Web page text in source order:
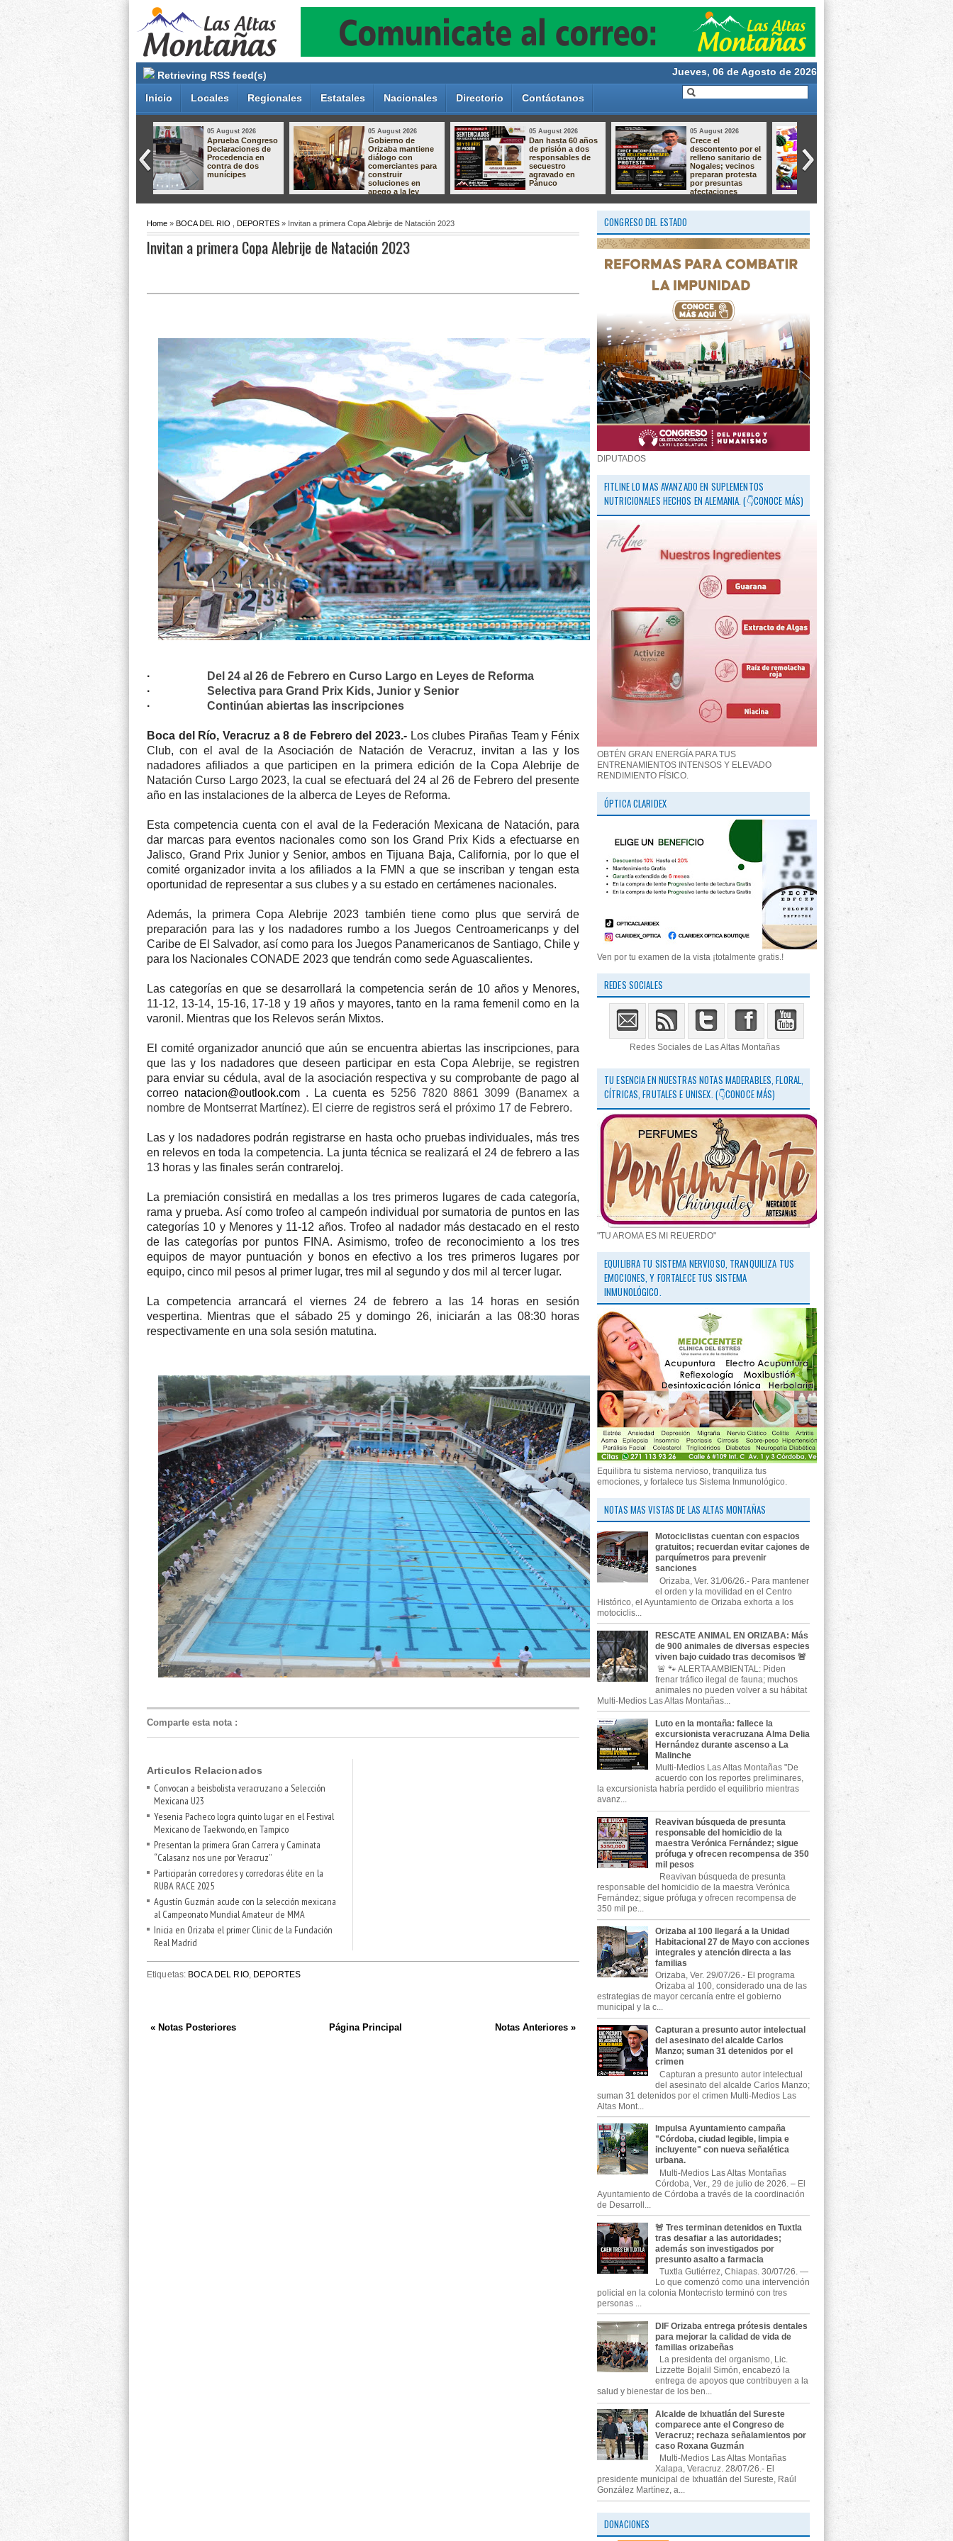
Retrieving RSS feed(s) Jueves, 06 de Agosto de 2026
Inicio Locales Regionales Estatales Nacionales Directorio Contáctanos
comerciantes para
05 August 2026
Dan hasta 60 años
de prisión a dos
responsables de
secuestro
agravado en
05 August 2026
Crece el
descontento por el
relleno sanitario de
Nogales; vecinos
preparan protesta
por presuntas
afectaciones
05 August 2026
Aprende a crear la
magia de nuestras
tradiciones!
05 August 2026
Taller de Cultivo de
Langostino –
Macrobrachium ✨
ATIENDEN UNA
DEMANDA
Home » BOCA DEL RIO DEPORTES » Invitan a primera Copa Alebrije de Natación 2023
Invitan a primera Copa Alebrije de Natación 2023
·
Del 24 al 26 de Febrero en Curso Largo en Leyes de Reforma
·
Selectiva para Grand Prix Kids, Junior y Senior
·
Continúan abiertas las inscripciones
Boca del Río, Veracruz a 8 de Febrero del 2023.- Los clubes Pirañas Team y Fénix
Club, con el aval de la Asociación de Natación de Veracruz, invitan a las y los
nadadores afiliados a que participen en la primera edición de la Copa Alebrije de
Natación Curso Largo 2023, la cual se efectuará del 24 al 26 de Febrero del presente
año en las instalaciones de la alberca de Leyes de Reforma.
Esta competencia cuenta con el aval de la Federación Mexicana de Natación, para
dar marcas para eventos nacionales como son los Grand Prix Kids a efectuarse en
Jalisco, Grand Prix Junior y Senior, ambos en Tijuana Baja, California, por lo que el
comité organizador invita a los afiliados a la FMN a que se inscriban y tengan esta
oportunidad de representar a sus clubes y a su estado en certámenes nacionales.
Además, la primera Copa Alebrije 2023 también tiene como plus que servirá de
preparación para las y los nadadores rumbo a los Juegos Centroamericanps y del
Caribe de El Salvador, así como para los Juegos Panamericanos de Santiago, Chile y
para los Nacionales CONADE 2023 que tendrán como sede Aguascalientes.
Las categorías en que se desarrollará la competencia serán de 10 años y Menores,
11-12, 13-14, 15-16, 17-18 y 19 años y mayores, tanto en la rama femenil como en la
varonil. Mientras que los Relevos serán Mixtos.
El comité organizador anunció que aún se encuentra abiertas las inscripciones, para
que las y los nadadores que deseen participar en esta Copa Alebrije, se registren
para enviar su cédula, aval de la asociación respectiva y su comprobante de pago al
correo natacion@outlook.com . La cuenta es 5256 7820 8861 3099 (Banamex a
nombre de Montserrat Martínez). El cierre de registros será el próximo 17 de Febrero.
Las y los nadadores podrán registrarse en hasta ocho pruebas individuales, más tres
en relevos en toda la competencia. La junta técnica se realizará el 24 de febrero a las
13 horas y las finales serán contrareloj.
La premiación consistirá en medallas a los tres primeros lugares de cada categoría,
rama y prueba. Así como trofeo al campeón individual por sumatoria de puntos en las
categorías 10 y Menores y 11-12 años. Trofeo al nadador más destacado en el resto
de las categorías por puntos FINA. Asimismo, trofeo de reconocimiento a los tres
equipos de mayor puntuación y bonos en efectivo a los tres primeros lugares por
equipo, cinco mil pesos al primer lugar, tres mil al segundo y dos mil al tercer lugar.
La competencia arrancará el viernes 24 de febrero a las 14 horas en sesión
vespertina. Mientras que el sábado 25 y domingo 26, iniciarán a las 08:30 horas
respectivamente en una sola sesión matutina.
Comparte esta nota:
Articulos Relacionados
Convocan a beisbolista veracruzano a Selección
Mexicana U23
Yesenia Pacheco logra quinto lugar en el Festival
Mexicano de Taekwondo, en Tampico
Presentan la primera Gran Carrera y Caminata
“Calasanz nos une por Veracruz”
Participarán corredores y corredoras élite en la
RUBA RACE 2025
Agustín Guzmán acude con la selección mexicana
al Campeonato Mundial Amateur de MMA
Inicia en Orizaba el primer Clinic de la Fundación
Real Madrid
Etiquetas: BOCA DEL RIO, DEPORTES
« Notas Posteriores Notas Anteriores »
Página Principal
CONGRESO DEL ESTADO
DIPUTADOS
FITLINE LO MAS AVANZADO EN SUPLEMENTOS
NUTRICIONALES HECHOS EN ALEMANIA. (👇CONOCE MÁS)
OBTÉN GRAN ENERGÍA PARA TUS
ENTRENAMIENTOS INTENSOS Y ELEVADO
RENDIMIENTO FÍSICO.
ÓPTICA CLARIDEX
Ven por tu examen de la vista ¡totalmente gratis.!
REDES SOCIALES
Redes Sociales de Las Altas Montañas
TU ESENCIA EN NUESTRAS NOTAS MADERABLES, FLORAL,
CÍTRICAS, FRUTALES E UNISEX. (👇CONOCE MÁS)
"TU AROMA ES MI REUERDO"
EQUILIBRA TU SISTEMA NERVIOSO, TRANQUILIZA TUS
EMOCIONES, Y FORTALECE TUS SISTEMA
INMUNOLÓGICO.
Equilibra tu sistema nervioso, tranquiliza tus
emociones, y fortalece tus Sistema Inmunológico.
NOTAS MAS VISTAS DE LAS ALTAS MONTAÑAS
Motociclistas cuentan con espacios
gratuitos; recuerdan evitar cajones de
parquímetros para prevenir
sanciones
Orizaba, Ver. 31/06/26.- Para mantener
el orden y la movilidad en el Centro
Histórico, el Ayuntamiento de Orizaba exhorta a los
motociclis...
RESCATE ANIMAL EN ORIZABA: Más
de 900 animales de diversas especies
viven bajo cuidado tras decomisos 🚨
🚨 🐾 ALERTA AMBIENTAL: Piden
frenar tráfico ilegal de fauna; muchos
animales no pueden volver a su hábitat
Multi-Medios Las Altas Montañas...
Luto en la montaña: fallece la
excursionista veracruzana Alma Delia
Hernández durante ascenso a La
Malinche
Multi-Medios Las Altas Montañas "De
acuerdo con los reportes preliminares,
la excursionista habría perdido el equilibrio mientras
avanz...
Reavivan búsqueda de presunta
responsable del homicidio de la
maestra Verónica Fernández; sigue
prófuga y ofrecen recompensa de 350
mil pesos
Reavivan búsqueda de presunta
responsable del homicidio de la maestra Verónica
Fernández; sigue prófuga y ofrecen recompensa de
350 mil pe...
Orizaba al 100 llegará a la Unidad
Habitacional 27 de Mayo con acciones
integrales y atención directa a las
familias
Orizaba, Ver. 29/07/26.- El programa
Orizaba al 100, considerado una de las
estrategias de mayor cercanía entre el gobierno
municipal y la c...
Capturan a presunto autor intelectual
del asesinato del alcalde Carlos
Manzo; suman 31 detenidos por el
crimen
Capturan a presunto autor intelectual
del asesinato del alcalde Carlos Manzo;
suman 31 detenidos por el crimen Multi-Medios Las
Altas Mont...
Impulsa Ayuntamiento campaña
"Córdoba, ciudad legible, limpia e
incluyente" con nueva señalética
urbana.
Multi-Medios Las Altas Montañas
Córdoba, Ver., 29 de julio de 2026. – El
Ayuntamiento de Córdoba a través de la coordinación
de Desarroll...
🚨 Tres terminan detenidos en Tuxtla
tras desafiar a las autoridades;
además son investigados por
presunto asalto a farmacia
Tuxtla Gutiérrez, Chiapas. 30/07/26. —
Lo que comenzó como una intervención
policial en la colonia Montecristo terminó con tres
personas ...
DIF Orizaba entrega prótesis dentales
para mejorar la calidad de vida de
familias orizabeñas
La presidenta del organismo, Lic.
Lizzette Bojalil Simón, encabezó la
entrega de apoyos que contribuyen a la
salud y bienestar de los ben...
Alcalde de Ixhuatlán del Sureste
comparece ante el Congreso de
Veracruz; rechaza señalamientos por
caso Roxana Guzmán
Multi-Medios Las Altas Montañas
Xalapa, Veracruz. 28/07/26.- El
presidente municipal de Ixhuatlán del Sureste, Raúl
González Martínez, a...
DONACIONES